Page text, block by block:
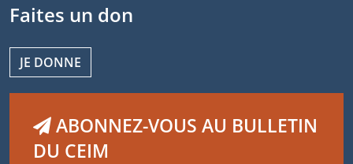
Faites un don
JE DONNE
ABONNEZ-VOUS AU BULLETIN
DU CEIM